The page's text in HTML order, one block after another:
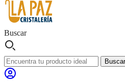
Buscar
Buscar